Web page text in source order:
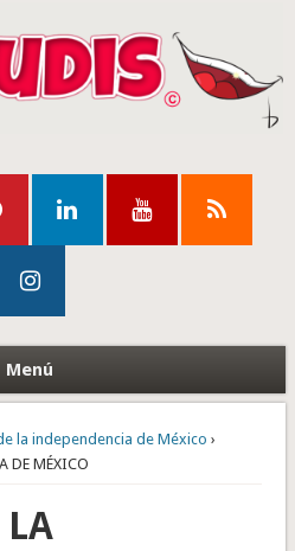
Menú
la independencia de México ›
DE MÉXICO
LA